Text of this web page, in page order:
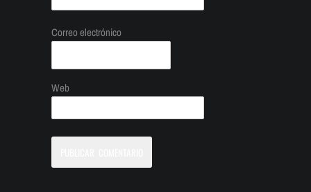
Correo electrónico
Web